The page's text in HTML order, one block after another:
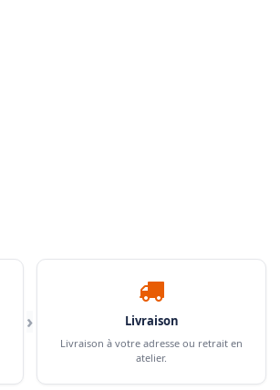
› Livraison
Livraison à votre adresse ou retrait en
atelier.